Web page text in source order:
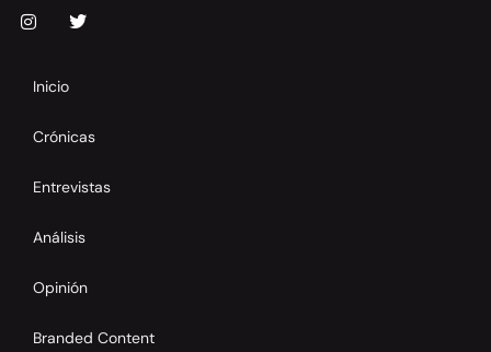
Inicio
Crónicas
Entrevistas
Análisis
Opinión
Branded Content